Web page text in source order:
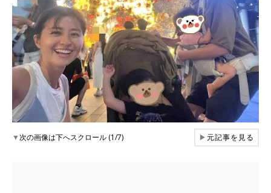
▼次の画像は下へスクロール (1/7) ▶元記事を見る